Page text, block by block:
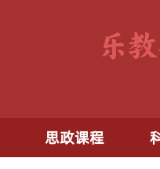
思政课程